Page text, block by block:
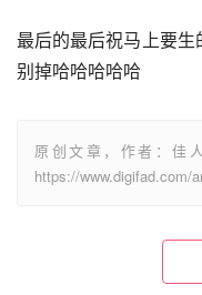
最后的最后祝马上要
别掉哈哈哈哈哈
原创文章，作者：佳
https://www.digifad.com/